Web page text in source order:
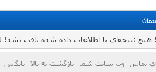
نتیجه‌ای با اطلاعات داده شده یافت نشد!
تماس وب سایت شما بازگشت به بالا بایگانی